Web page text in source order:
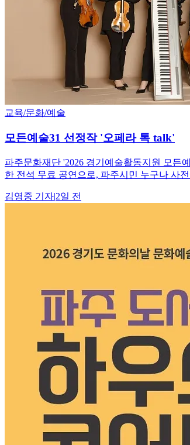
교육/문화/예술
모든예술31 선정작 '오페라 톡 talk'
파주문화재단 '2026 경기예술활동지원 모든
한 전석 무료 공연으로, 파주시민 누구나 사
김영중 기자|2일 전